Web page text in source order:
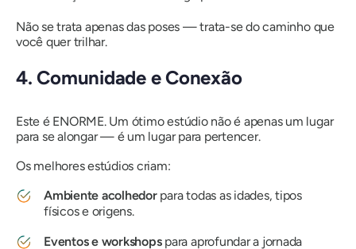
Não se trata apenas das poses — trata-se do caminho que
você quer trilhar.
4. Comunidade e Conexão
Este é ENORME. Um ótimo estúdio não é apenas um lugar
para se alongar — é um lugar para pertencer.
Os melhores estúdios criam:
Ambiente acolhedorpara todas as idades, tipos
físicos e origens.
Eventos e workshopspara aprofundar a jornada